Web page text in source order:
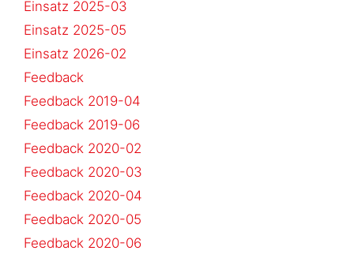
Einsatz 2025-03
Einsatz 2025-05
Einsatz 2026-02
Feedback
Feedback 2019-04
Feedback 2019-06
Feedback 2020-02
Feedback 2020-03
Feedback 2020-04
Feedback 2020-05
Feedback 2020-06